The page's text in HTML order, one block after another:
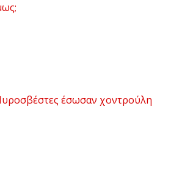
έσωσαν χοντρούλη